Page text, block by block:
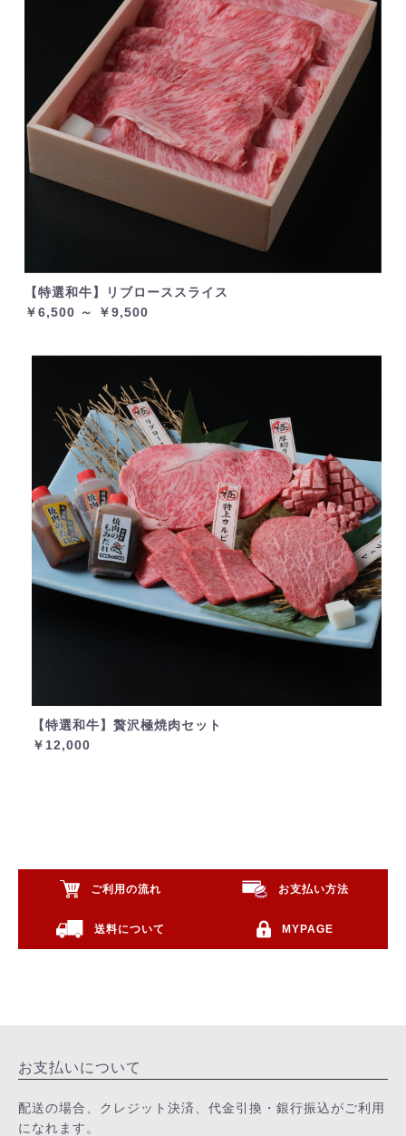
【特選和牛】リブローススライス
￥6,500 ～ ￥9,500
【特選和牛】贅沢極焼肉セット
￥12,000
ご利用の流れ お支払い方法
送料について MYPAGE
お支払いについて
配送の場合、クレジット決済、代金引換・銀行振込がご利用
になれます。